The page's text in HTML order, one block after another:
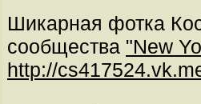
Шикарная фотка
сообщества "New
http://